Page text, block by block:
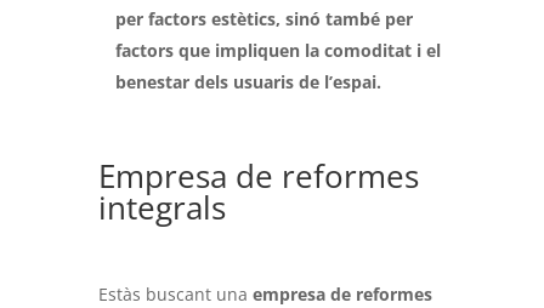
per factors estètics, sinó també per
factors que impliquen la comoditat i el
benestar dels usuaris de l’espai.
Empresa de reformes
integrals
Estàs buscant una empresa de reformes